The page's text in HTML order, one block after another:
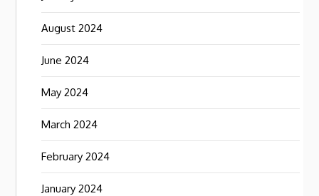
August 2024
June 2024
May 2024
March 2024
February 2024
January 2024